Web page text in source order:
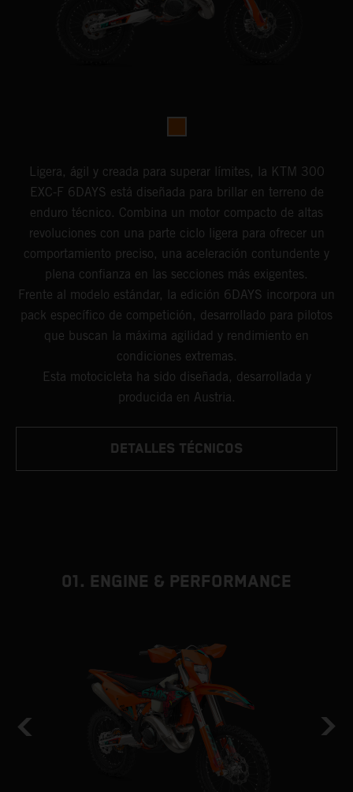
Ligera, ágil y creada para superar límites, la KTM 300
EXC-F 6DAYS está diseñada para brillar en terreno de
enduro técnico. Combina un motor compacto de altas
revoluciones con una parte ciclo ligera para ofrecer un
comportamiento preciso, una aceleración contundente y
plena confianza en las secciones más exigentes.
Frente al modelo estándar, la edición 6DAYS incorpora un
pack específico de competición, desarrollado para pilotos
que buscan la máxima agilidad y rendimiento en
condiciones extremas.
Esta motocicleta ha sido diseñada, desarrollada y
producida en Austria.
DETALLES TÉCNICOS
01. ENGINE & PERFORMANCE